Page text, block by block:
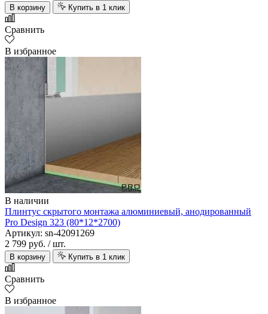
В корзину Купить в 1 клик
Сравнить
В избранное
В наличии
Плинтус скрытого монтажа алюминиевый, анодированный
Pro Design 323 (80*12*2700)
Артикул: sn-42091269
2 799 руб. / шт.
В корзину Купить в 1 клик
Сравнить
В избранное